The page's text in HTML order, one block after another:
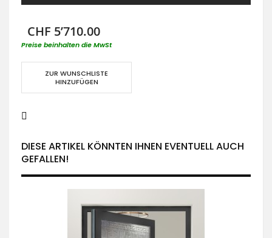
CHF 5’710.00
Preise beinhalten die MwSt
ZUR WUNSCHLISTE
HINZUFÜGEN
DIESE ARTIKEL KÖNNTEN IHNEN EVENTUELL AUCH
GEFALLEN!